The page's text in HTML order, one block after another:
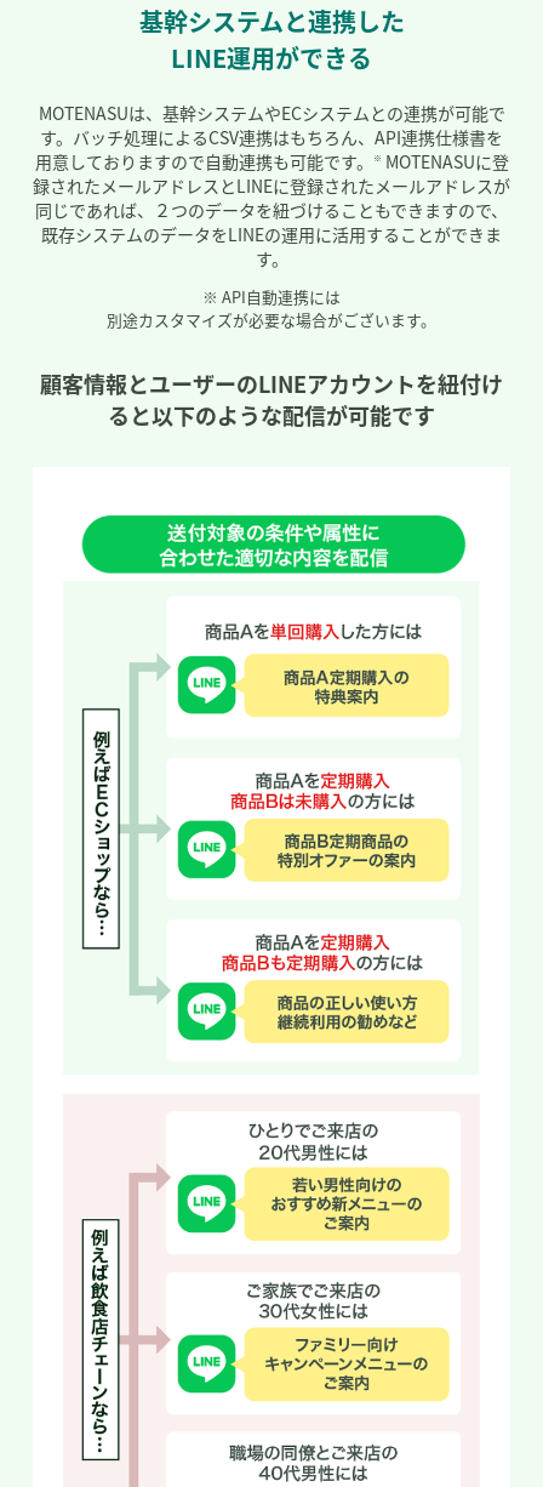
基幹システムと連携した
LINE運用ができる
MOTENASUは、基幹システムやECシステムとの連携が可能で
す。 バッチ処理によるCSV連携はもちろん、API連携仕様書を
用意しておりますので自動連携も可能です。
※ MOTENASUに登
録されたメールアドレスとLINEに登録されたメールアドレスが
同じであれば、
２つのデータを紐づけることもできますので、
既存システムのデータをLINEの運用に活用することができま
す。
※ API自動連携には
別途カスタマイズが必要な場合がございます。
顧客情報とユーザーのLINEアカウントを紐付け
ると以下のような配信が可能です